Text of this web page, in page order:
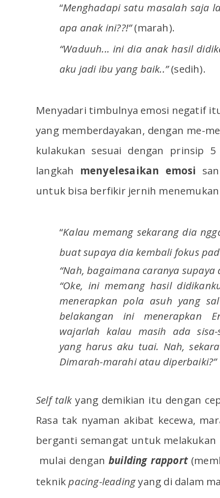
“Menghadapi satu masalah saja
apa anak ini??!”(marah).
“Waduuh... ini dia anak hasil
aku jadi ibu yang baik..”(sedih).
Menyadari timbulnya emosi negatif
yang memberdayakan, dengan me-
kulakukan sesuai dengan prinsip
langkah menyelesaikan emosi
untuk bisa berfikir jernih
“Kalau memang sekarang dia
buat supaya dia kembali fokus
“Nah, bagaimana caranya supaya
“Oke, ini memang hasil
menerapkan pola asuh yang
belakangan ini menerapkan
wajarlah kalau masih ada sisa-
yang harus aku tuai. Nah,
Dimarah-marahi atau diperbaiki?”
Self talkyang demikian itu dengan
Rasa tak nyaman akibat kecewa,
berganti semangat untuk
mulai denganbuilding rapport
teknikpacing-leadingyang di dalam